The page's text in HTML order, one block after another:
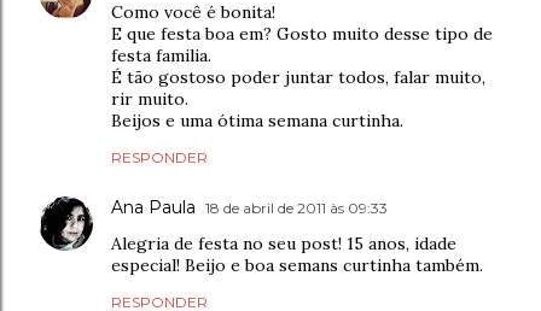
Como você é bonita!
E que festa boa em? Gosto muito desse tipo de
festa familia.
É tão gostoso poder juntar todos, falar muito,
rir muito.
Beijos e uma ótima semana curtinha.
RESPONDER
Ana Paula 18 de abril de 2011 às 09:33
Alegria de festa no seu post! 15 anos, idade
especial! Beijo e boa semans curtinha também.
RESPONDER